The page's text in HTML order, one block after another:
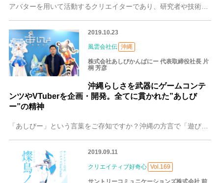
アバターを用いて活動するクリエイターであり、研究者や技術者とも議論を重ねながら、メタバース文化の最前線に立ってきた、バーチャル美少女ねむ氏。2024年には、国立
2019.10.23
風雲会社伝 沖縄
株式会社あしびかんぱにー 代表取締役社長 片
桐 芳彦
沖縄らしさを武器にゲームコンテ
ンツやVTuberを企画・開発。全てに貫かれた”あしび
ー”の精神
「あしびー」という言葉をご存知ですか？沖縄の方言で「遊び」という意味を持つこの言葉が社名についた「あしびかんぱにー」は、その名が表すようにエンタメの会社。ゲーム
2019.09.11
クリエイティブ好奇心 Vol.169
サントリーコミュニケーションズ株式会社 前